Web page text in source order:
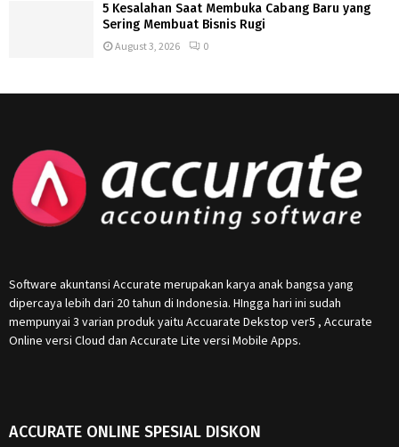
5 Kesalahan Saat Membuka Cabang Baru yang
Sering Membuat Bisnis Rugi
August 3, 2026 0
Software akuntansi Accurate merupakan karya anak bangsa yang
dipercaya lebih dari 20 tahun di Indonesia. HIngga hari ini sudah
mempunyai 3 varian produk yaitu Accuarate Dekstop ver5 , Accurate
Online versi Cloud dan Accurate Lite versi Mobile Apps.
ACCURATE ONLINE SPESIAL DISKON